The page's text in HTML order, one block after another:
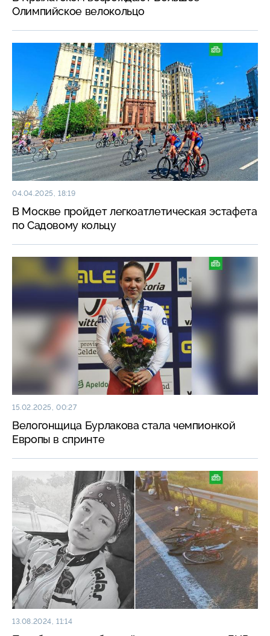
Олимпийское велокольцо
04.04.2025, 18:19
В Москве пройдет легкоатлетическая эстафета
по Садовому кольцу
15.02.2025, 00:27
Велогонщица Бурлакова стала чемпионкой
Европы в спринте
13.08.2024, 11:14